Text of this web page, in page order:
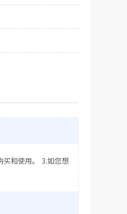
和使用。 3.如您想